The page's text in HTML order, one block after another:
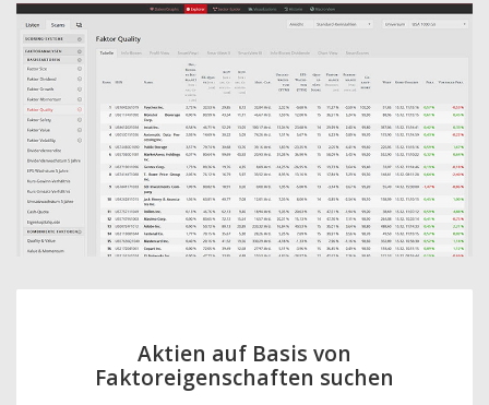
Aktien auf Basis von
Faktoreigenschaften suchen